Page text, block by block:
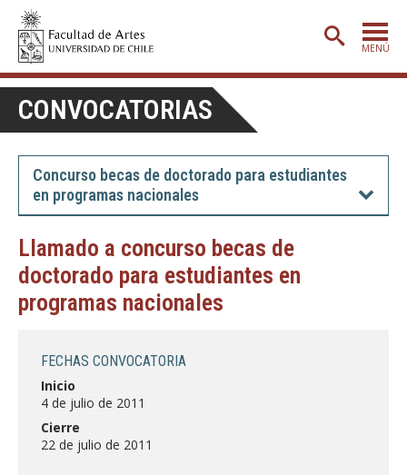
MENÚ
PORTADA
ADMISIÓN
ETAPA BÁSICA
CARRERAS
POSTGRADO
EXTENSIÓN
CREACIÓNE INVESTIGACIÓN
Estudiantes
CONVOCATORIAS
Concurso becas de doctorado para estudiantes
en programas nacionales
Llamado a concurso becas de
doctorado para estudiantes en
programas nacionales
FECHAS CONVOCATORIA
Inicio
4 de julio de 2011
Cierre
22 de julio de 2011